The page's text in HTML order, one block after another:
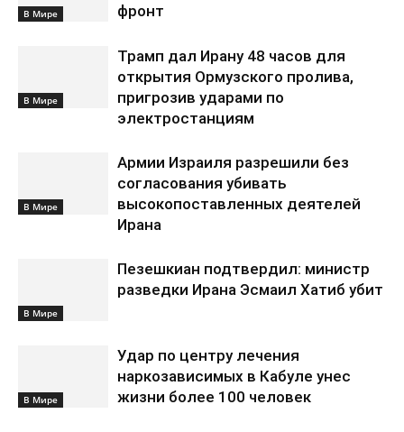
В Мире
фронт
В Мире
Трамп дал Ирану 48 часов для
открытия Ормузского пролива,
пригрозив ударами по
электростанциям
В Мире
Армии Израиля разрешили без
согласования убивать
высокопоставленных деятелей
Ирана
В Мире
Пезешкиан подтвердил: министр
разведки Ирана Эсмаил Хатиб убит
В Мире
Удар по центру лечения
наркозависимых в Кабуле унес
жизни более 100 человек